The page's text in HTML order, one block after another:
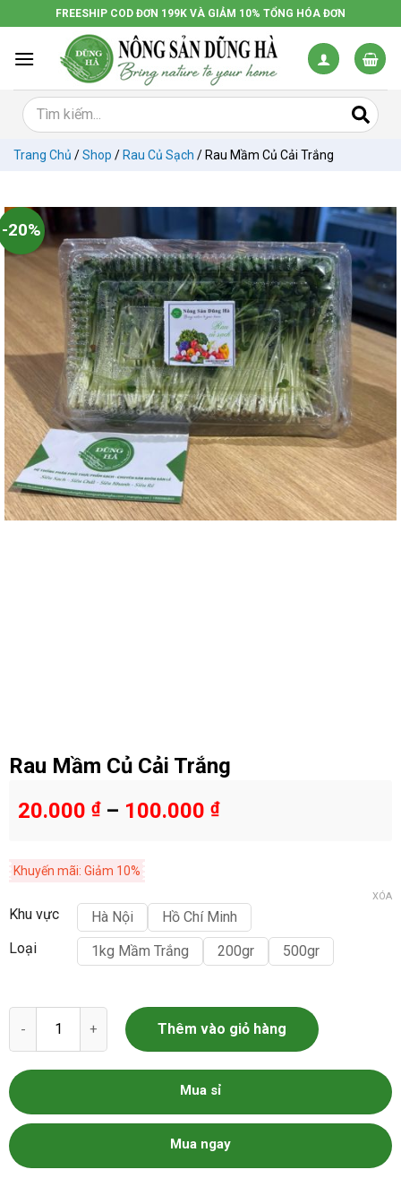
đến
dung
FREESHIP COD ĐƠN 199K VÀ GIẢM 10% TỔNG HÓA ĐƠN
Trang Chủ /Shop / Rau Củ Sạch / Rau Mầm Củ Cải Trắng
-20%
Rau Mầm Củ Cải Trắng
20.000 ₫– 100.000 ₫
Khuyến mãi: Giảm 10%
Khu vực Hà Nội
Hồ Chí Minh
Loại
1kg Mầm Trắng 200gr 500gr
XÓA
Rau Mầm Củ Cải Trắng số lượng
Thêm vào giỏ hàng
Mua sỉ
Mua ngay